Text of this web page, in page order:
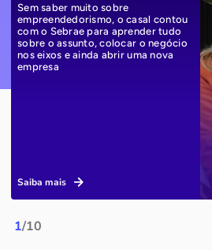
1/10
Sem saber muito sobre
empreendedorismo, o casal contou
com o Sebrae para aprender tudo
sobre o assunto, colocar o negócio
nos eixos e ainda abrir uma nova
empresa
Saiba mais